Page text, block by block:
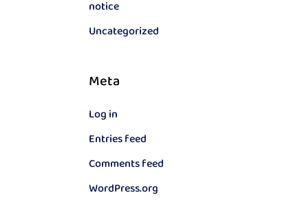
notice
Uncategorized
Meta
Log in
Entries feed
Comments feed
WordPress.org